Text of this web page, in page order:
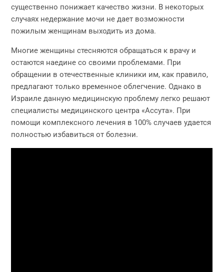
существенно понижает качество жизни. В некоторых
случаях недержание мочи не дает возможности
пожилым женщинам выходить из дома.
Многие женщины стесняются обращаться к врачу и
остаются наедине со своими проблемами. При
обращении в отечественные клиники им, как правило,
предлагают только временное облегчение. Однако в
Израиле данную медицинскую проблему легко решают
специалисты медицинского центра «Ассута». При
помощи комплексного лечения в 100% случаев удается
полностью избавиться от болезни.